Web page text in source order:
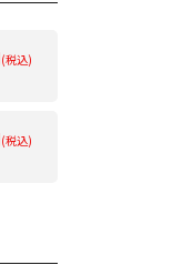
(税込)
(税込)